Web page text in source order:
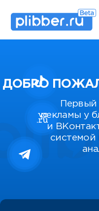
ДОБРО
Первый
рекламы у
и
системой